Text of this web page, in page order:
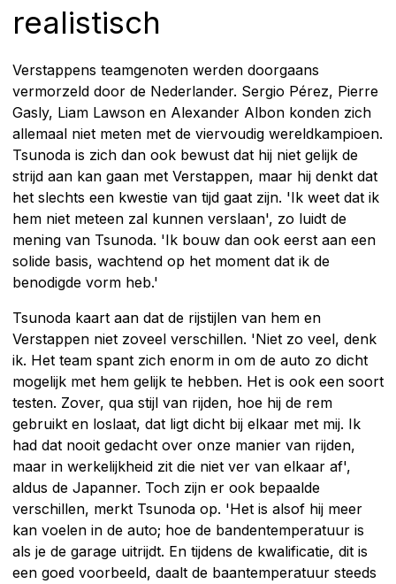
realistisch
Verstappens teamgenoten werden doorgaans
vermorzeld door de Nederlander. Sergio Pérez, Pierre
Gasly, Liam Lawson en Alexander Albon konden zich
allemaal niet meten met de viervoudig wereldkampioen.
Tsunoda is zich dan ook bewust dat hij niet gelijk de
strijd aan kan gaan met Verstappen, maar hij denkt dat
het slechts een kwestie van tijd gaat zijn. 'Ik weet dat ik
hem niet meteen zal kunnen verslaan', zo luidt de
mening van Tsunoda. 'Ik bouw dan ook eerst aan een
solide basis, wachtend op het moment dat ik de
benodigde vorm heb.'
Tsunoda kaart aan dat de rijstijlen van hem en
Verstappen niet zoveel verschillen. 'Niet zo veel, denk
ik. Het team spant zich enorm in om de auto zo dicht
mogelijk met hem gelijk te hebben. Het is ook een soort
testen. Zover, qua stijl van rijden, hoe hij de rem
gebruikt en loslaat, dat ligt dicht bij elkaar met mij. Ik
had dat nooit gedacht over onze manier van rijden,
maar in werkelijkheid zit die niet ver van elkaar af',
aldus de Japanner. Toch zijn er ook bepaalde
verschillen, merkt Tsunoda op. 'Het is alsof hij meer
kan voelen in de auto; hoe de bandentemperatuur is
als je de garage uitrijdt. En tijdens de kwalificatie, dit is
een goed voorbeeld, daalt de baantemperatuur steeds